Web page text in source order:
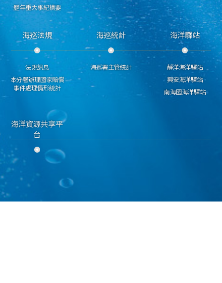
歷年重大事紀摘要
海巡法規
法規訊息
本分署辦理國家賠償
事件處理情形統計
海巡統計
海巡署主管統計
海洋驛站
靜洋海洋驛站
興安海洋驛站
南海園海洋驛站
海洋資源共享平
台